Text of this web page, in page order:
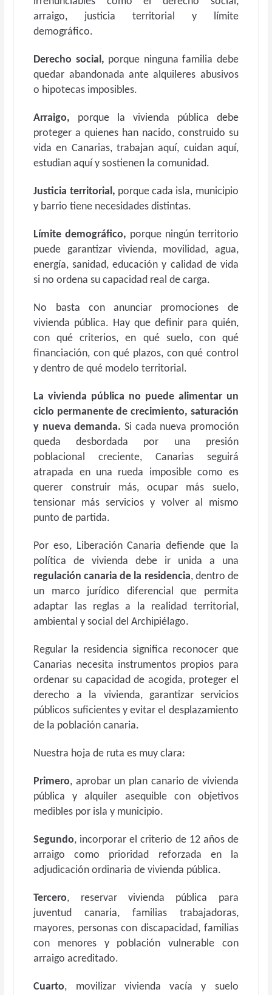
arraigo, justicia territorial y límite
demográfico.
Derecho social, porque ninguna familia debe
quedar abandonada ante alquileres abusivos
o hipotecas imposibles.
Arraigo, porque la vivienda pública debe
proteger a quienes han nacido, construido su
vida en Canarias, trabajan aquí, cuidan aquí,
estudian aquí y sostienen la comunidad.
Justicia territorial, porque cada isla, municipio
y barrio tiene necesidades distintas.
Límite demográfico, porque ningún territorio
puede garantizar vivienda, movilidad, agua,
energía, sanidad, educación y calidad de vida
si no ordena su capacidad real de carga.
No basta con anunciar promociones de
vivienda pública. Hay que definir para quién,
con qué criterios, en qué suelo, con qué
financiación, con qué plazos, con qué control
y dentro de qué modelo territorial.
La vivienda pública no puede alimentar un
ciclo permanente de crecimiento, saturación
y nueva demanda. Si cada nueva promoción
queda desbordada por una presión
poblacional creciente, Canarias seguirá
atrapada en una rueda imposible como es
querer construir más, ocupar más suelo,
tensionar más servicios y volver al mismo
punto de partida.
Por eso, Liberación Canaria defiende que la
política de vivienda debe ir unida a una
regulación canaria de la residencia, dentro de
un marco jurídico diferencial que permita
adaptar las reglas a la realidad territorial,
ambiental y social del Archipiélago.
Regular la residencia significa reconocer que
Canarias necesita instrumentos propios para
ordenar su capacidad de acogida, proteger el
derecho a la vivienda, garantizar servicios
públicos suficientes y evitar el desplazamiento
de la población canaria.
Nuestra hoja de ruta es muy clara:
Primero, aprobar un plan canario de vivienda
pública y alquiler asequible con objetivos
medibles por isla y municipio.
Segundo, incorporar el criterio de 12 años de
arraigo como prioridad reforzada en la
adjudicación ordinaria de vivienda pública.
Tercero, reservar vivienda pública para
juventud canaria, familias trabajadoras,
mayores, personas con discapacidad, familias
con menores y población vulnerable con
arraigo acreditado.
Cuarto, movilizar vivienda vacía y suelo